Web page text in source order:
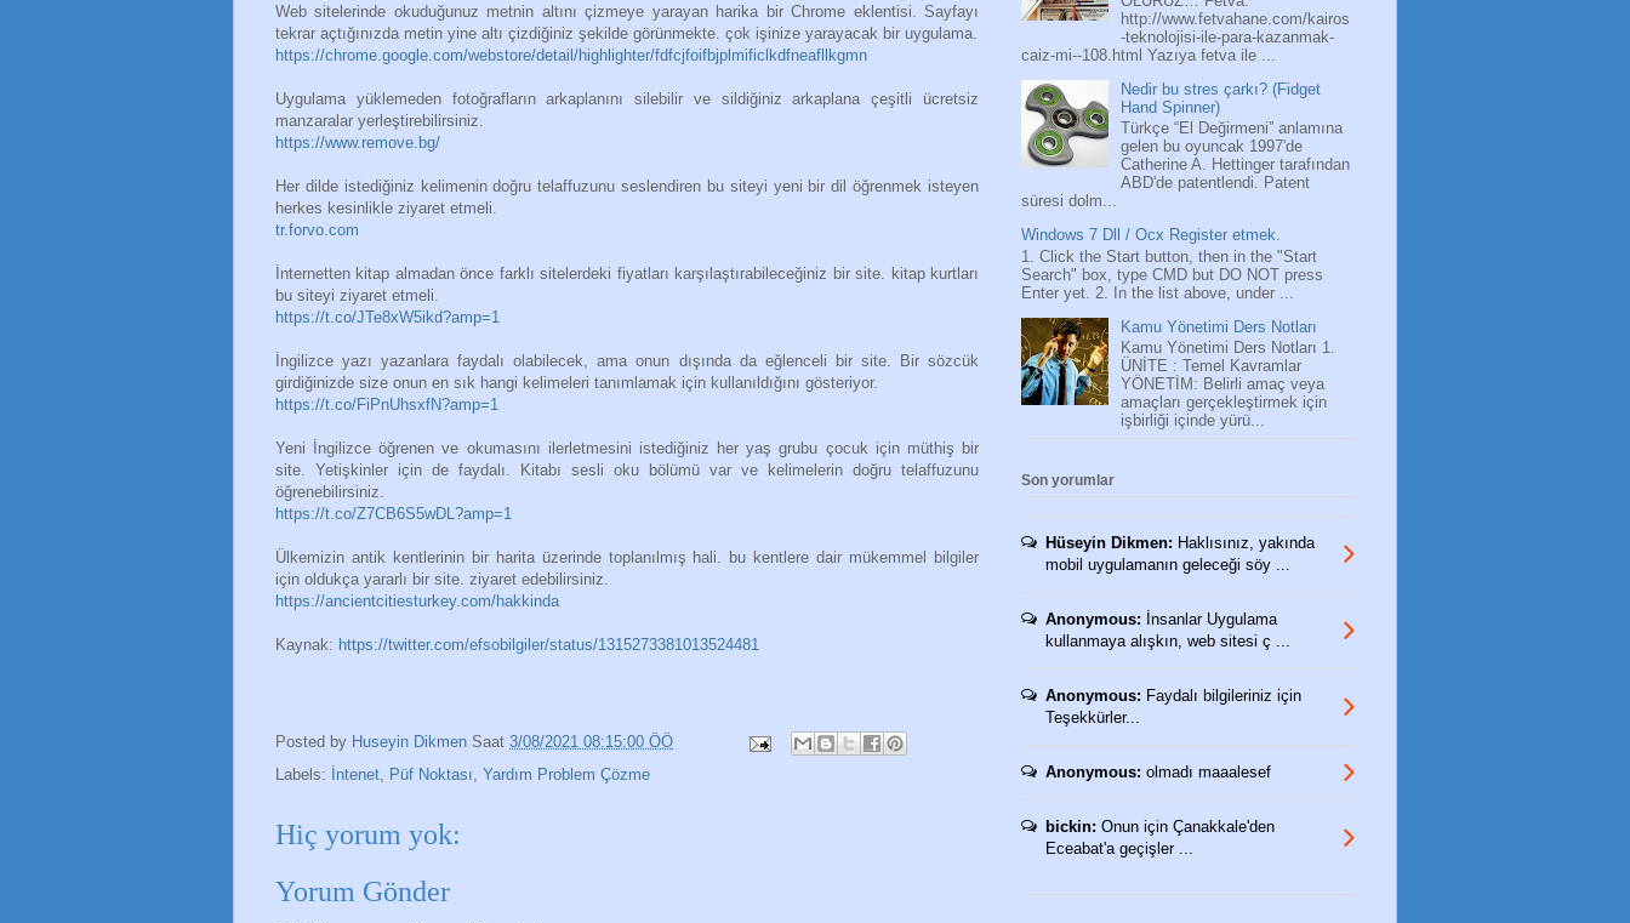
Web sitelerinde okuduğunuz metnin altını çizmeye yarayan harika bir Chrome eklentisi. Sayfayı
tekrar açtığınızda metin yine altı çizdiğiniz şekilde görünmekte. çok işinize yarayacak bir uygulama.
https://chrome.google.com/webstore/detail/highlighter/fdfcjfoifbjplmificlkdfneafllkgmn
Uygulama yüklemeden fotoğrafların arkaplanını silebilir ve sildiğiniz arkaplana çeşitli ücretsiz
manzaralar yerleştirebilirsiniz.
https://www.remove.bg/
Her dilde istediğiniz kelimenin doğru telaffuzunu seslendiren bu siteyi yeni bir dil öğrenmek isteyen
herkes kesinlikle ziyaret etmeli.
tr.forvo.com
İnternetten kitap almadan önce farklı sitelerdeki fiyatları karşılaştırabileceğiniz bir site. kitap kurtları
bu siteyi ziyaret etmeli.
https://t.co/JTe8xW5ikd?amp=1
İngilizce yazı yazanlara faydalı olabilecek, ama onun dışında da eğlenceli bir site. Bir sözcük
girdiğinizde size onun en sık hangi kelimeleri tanımlamak için kullanıldığını gösteriyor.
https://t.co/FiPnUhsxfN?amp=1
Yeni İngilizce öğrenen ve okumasını ilerletmesini istediğiniz her yaş grubu çocuk için müthiş bir
site. Yetişkinler için de faydalı. Kitabı sesli oku bölümü var ve kelimelerin doğru telaffuzunu
öğrenebilirsiniz.
https://t.co/Z7CB6S5wDL?amp=1
Ülkemizin antik kentlerinin bir harita üzerinde toplanılmış hali. bu kentlere dair mükemmel bilgiler
için oldukça yararlı bir site. ziyaret edebilirsiniz.
https://ancientcitiesturkey.com/hakkinda
Kaynak: https://twitter.com/efsobilgiler/status/1315273381013524481
Posted by Huseyin Dikmen Saat 3/08/2021 08:15:00 ÖÖ
Labels:
İntenet, Püf Noktası, Yardım Problem Çözme
Hiç yorum yok:
Yorum Gönder
http://www.fetvahane.com/kairos
-teknolojisi-ile-para-kazanmak-
caiz-mi--108.html Yazıya fetva ile ...
Nedir bu stres çarkı? (Fidget
Hand Spinner)
Türkçe “El Değirmeni” anlamına
gelen bu oyuncak 1997'de
Catherine A. Hettinger tarafından
ABD'de patentlendi. Patent
süresi dolm...
Windows 7 Dll / Ocx Register etmek.
1. Click the Start button, then in the "Start
Search" box, type CMD but DO NOT press
Enter yet. 2. In the list above, under ...
Kamu Yönetimi Ders Notları
Kamu Yönetimi Ders Notları 1.
ÜNİTE : Temel Kavramlar
YÖNETİM: Belirli amaç veya
amaçları gerçekleştirmek için
işbirliği içinde yürü...
Son yorumlar
Hüseyin Dikmen: Haklısınız, yakında
mobil uygulamanın geleceği söy ...
Anonymous: İnsanlar Uygulama
kullanmaya alışkın, web sitesi ç ...
Anonymous: Faydalı bilgileriniz için
Teşekkürler...
Anonymous: olmadı maaalesef
bickin: Onun için Çanakkale'den
Eceabat'a geçişler ...